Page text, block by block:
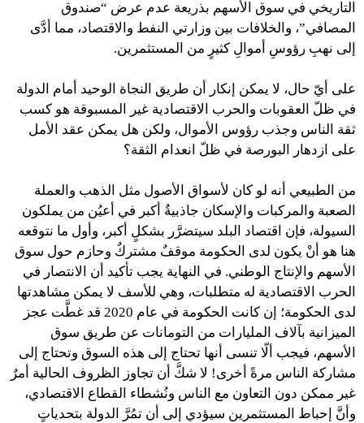
التاريخي في سوق الأسهم بذريعة عدم عرض “صندوق
المصافي”، والخلافات بين وزارتي النفط والاقتصاد، مما أدَّى
إلى نهبِ رؤوسِ أموالِ كثيرٍ من المستثمرين.
على أيّ حال، لا يمكن إنكار أن طريق النجاة الوحيد أمام الدولة
في ظلّ العقوبات والحرب الاقتصادية غير المسبوقة هو كسب
ثقة الناس وجذب رؤوس الأموال، ولكن هل يمكن عقد الأمل
على ازدهار البورصة في ظلّ انعدام الثقة؟
من الطبيعي أنه لو كان لأسواق الأصول مثل الذهب والعملة
الصعبة والمركبات والإسكان جاذبيةٌ أكبر في أعيُن من يملكون
السيولة، فإن اقتصاد البلد سيتضرَّر بشكلٍ أكبر، وأول ما نتوقعه
هنا هو أنْ يكون لدى الحكومة موقفٌ مشتركٌ وحازم حول سوق
الأسهم والإنتاج الوطني. في النهاية يجب تأكيد أن الانتصار في
الحرب الاقتصادية له متطلبات، وهي للأسف لا يمكن مشاهدتها
لدى الحكومة؛ إن كانت الحكومة في عام 2020 قد غطَّت عجز
الميزانية بآلاف المليارات من التومانات عن طريق سوق
الأسهم، فيجب ألّا تنسى أنها تحتاج إلى هذه السوق وتحتاج إلى
مشاركة الناس مرةً أخرى! لا شكَّ أن تجاوز الظروف الحالية أمرٌ
غير ممكن دون التعاون مع الناس ونُشطاء القطاع الاقتصادي،
وأنَّ إحباط المستثمرين سيؤدي إلى أن تمُرَّ الدولة بتحدياتٍ